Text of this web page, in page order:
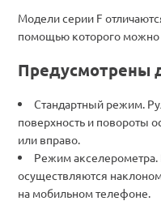
Модели серии F
помощью которого можно
Предусмотрены
Стандартный режим.
поверхность и повороты
или вправо.
Режим акселерометра.
осуществляются
на мобильном телефоне.